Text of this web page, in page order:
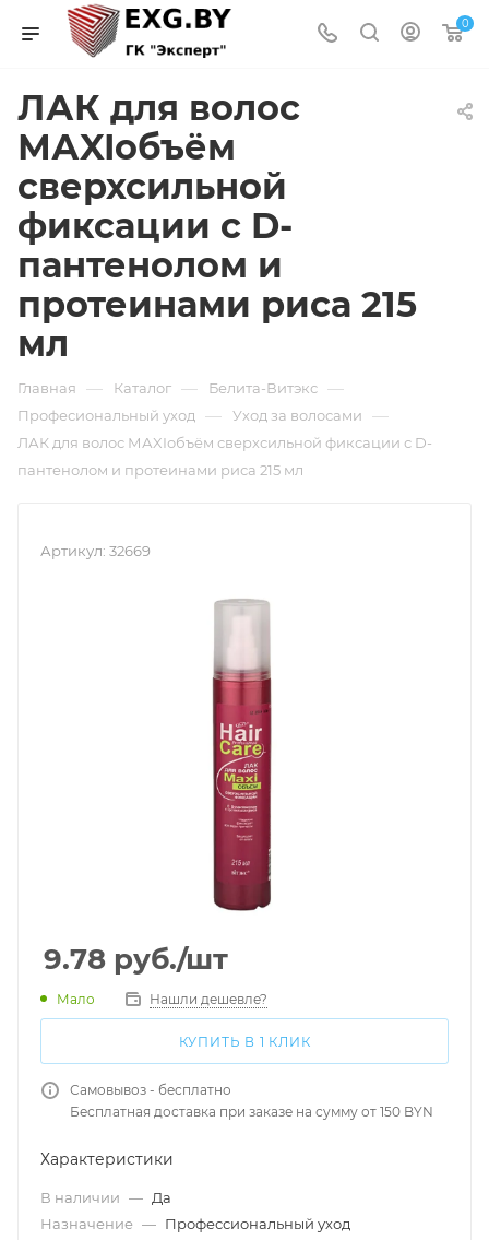
0
ЛАК для волос
МАXIобъём
сверхсильной
фиксации с D-
пантенолом и
протеинами риса 215
мл
Главная — Каталог — Белита-Витэкс —
Професиональный уход — Уход за волосами —
ЛАК для волос МАXIобъём сверхсильной фиксации с D-
пантенолом и протеинами риса 215 мл
Артикул: 32669
9.78 руб./шт
Мало Нашли дешевле?
КУПИТЬ В 1 КЛИК
Самовывоз - бесплатно
Бесплатная доставка при заказе на сумму от 150 BYN
Характеристики
В наличии — Да
Назначение — Профессиональный уход